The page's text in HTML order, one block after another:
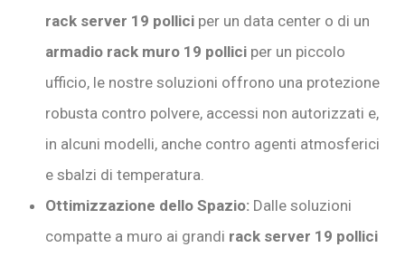
rack server 19 pollici per un data center o di un
armadio rack muro 19 pollici per un piccolo
ufficio, le nostre soluzioni offrono una protezione
robusta contro polvere, accessi non autorizzati e,
in alcuni modelli, anche contro agenti atmosferici
e sbalzi di temperatura.
Ottimizzazione dello Spazio: Dalle soluzioni
compatte a muro ai grandi rack server 19 pollici